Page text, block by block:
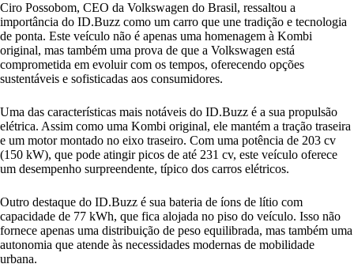
Ciro Possobom, CEO da Volkswagen do Brasil, ressaltou a
importância do ID.Buzz como um carro que une tradição e tecnologia
de ponta. Este veículo não é apenas uma homenagem à Kombi
original, mas também uma prova de que a Volkswagen está
comprometida em evoluir com os tempos, oferecendo opções
sustentáveis ​​e sofisticadas aos consumidores.
Uma das características mais notáveis ​​do ID.Buzz é a sua propulsão
elétrica. Assim como uma Kombi original, ele mantém a tração traseira
e um motor montado no eixo traseiro. Com uma potência de 203 cv
(150 kW), que pode atingir picos de até 231 cv, este veículo oferece
um desempenho surpreendente, típico dos carros elétricos.
Outro destaque do ID.Buzz é sua bateria de íons de lítio com
capacidade de 77 kWh, que fica alojada no piso do veículo. Isso não
fornece apenas uma distribuição de peso equilibrada, mas também uma
autonomia que atende às necessidades modernas de mobilidade
urbana.